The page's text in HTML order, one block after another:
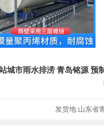
城市雨水排涝 青岛铭源 预
发货地:山东省